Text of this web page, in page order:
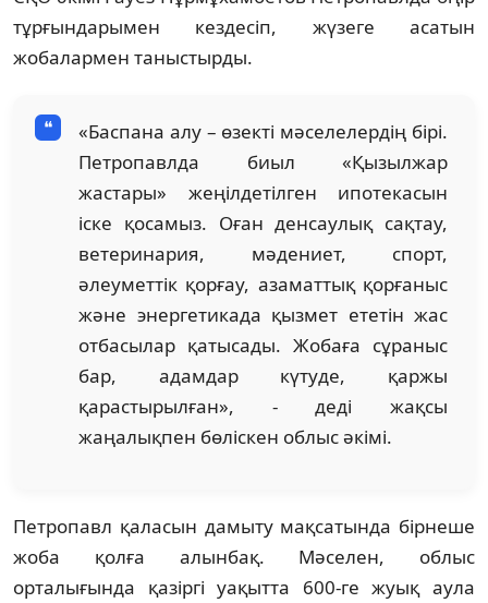
тұрғындарымен кездесіп, жүзеге асатын
жобалармен таныстырды.
«Баспана алу – өзекті мәселелердің бірі.
Петропавлда биыл «Қызылжар
жастары» жеңілдетілген ипотекасын
іске қосамыз. Оған денсаулық сақтау,
ветеринария, мәдениет, спорт,
әлеуметтік қорғау, азаматтық қорғаныс
және энергетикада қызмет ететін жас
отбасылар қатысады. Жобаға сұраныс
бар, адамдар күтуде, қаржы
қарастырылған», - деді жақсы
жаңалықпен бөліскен облыс әкімі.
Петропавл қаласын дамыту мақсатында бірнеше
жоба қолға алынбақ. Мәселен, облыс
орталығында қазіргі уақытта 600-ге жуық аула